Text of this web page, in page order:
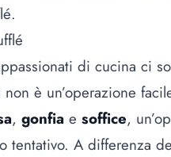
di cucina ci
non è un’operazione
, gonfia e soffice,
tentativo. A differenza